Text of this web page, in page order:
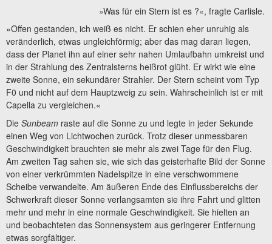
»Was für ein Stern ist es ?«, fragte Carlisle.
»Offen gestanden, ich weiß es nicht. Er schien eher unruhig als
veränderlich, etwas ungleichförmig; aber das mag daran liegen,
dass der Planet ihn auf einer sehr nahen Umlaufbahn umkreist und
in der Strahlung des Zentralsterns heißrot glüht. Er wirkt wie eine
zweite Sonne, ein sekundärer Strahler. Der Stern scheint vom Typ
F0 und nicht auf dem Hauptzweig zu sein. Wahrscheinlich ist er mit
Capella zu vergleichen.«
Die Sunbeam raste auf die Sonne zu und legte in jeder Sekunde
einen Weg von Lichtwochen zurück. Trotz dieser unmessbaren
Geschwindigkeit brauchten sie mehr als zwei Tage für den Flug.
Am zweiten Tag sahen sie, wie sich das geisterhafte Bild der Sonne
von einer verkrümmten Nadelspitze in eine verschwommene
Scheibe verwandelte. Am äußeren Ende des Einflussbereichs der
Schwerkraft dieser Sonne verlangsamten sie ihre Fahrt und glitten
mehr und mehr in eine normale Geschwindigkeit. Sie hielten an
und beobachteten das Sonnensystem aus geringerer Entfernung
etwas sorgfältiger.